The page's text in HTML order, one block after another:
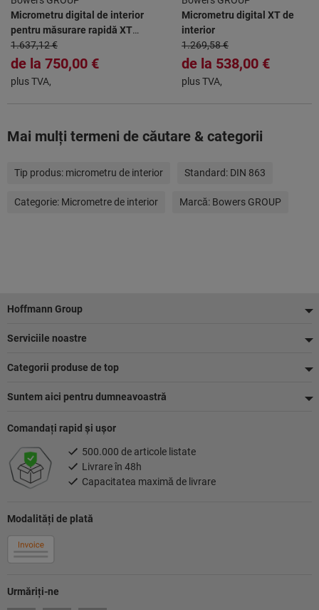
Micrometru digital de interior
pentru măsurare rapidă XT
Holematic cu Bluetooth®
1.637,12 €
de la 750,00 €
plus TVA,
Micrometru digital XT de
interior
1.269,58 €
de la 538,00 €
plus TVA,
Mai mulţi termeni de căutare & categorii
Tip produs: micrometru de interior Standard: DIN 863
Categorie: Micrometre de interior Marcă: Bowers GROUP
Footer
Hoffmann Group
Serviciile noastre
Categorii produse de top
Suntem aici pentru dumneavoastră
Urmăriţi-ne
Modalităţi de plată
Comandaţi rapid şi uşor
500.000 de articole listate
Livrare în 48h
Capacitatea maximă de livrare